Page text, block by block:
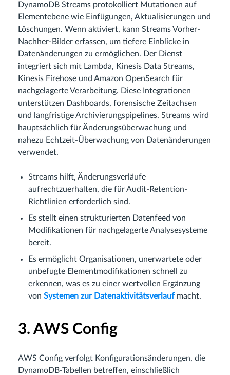
DynamoDB Streams protokolliert Mutationen auf
Elementebene wie Einfügungen, Aktualisierungen und
Löschungen. Wenn aktiviert, kann Streams Vorher-
Nachher-Bilder erfassen, um tiefere Einblicke in
Datenänderungen zu ermöglichen. Der Dienst
integriert sich mit Lambda, Kinesis Data Streams,
Kinesis Firehose und Amazon OpenSearch für
nachgelagerte Verarbeitung. Diese Integrationen
unterstützen Dashboards, forensische Zeitachsen
und langfristige Archivierungspipelines. Streams wird
hauptsächlich für Änderungsüberwachung und
nahezu Echtzeit-Überwachung von Datenänderungen
verwendet.
Streams hilft, Änderungsverläufe
aufrechtzuerhalten, die für Audit-Retention-
Richtlinien erforderlich sind.
Es stellt einen strukturierten Datenfeed von
Modifikationen für nachgelagerte Analysesysteme
bereit.
Es ermöglicht Organisationen, unerwartete oder
unbefugte Elementmodifikationen schnell zu
erkennen, was es zu einer wertvollen Ergänzung
von Systemen zur Datenaktivitätsverlauf macht.
3. AWS Config
AWS Config verfolgt Konfigurationsänderungen, die
DynamoDB-Tabellen betreffen, einschließlich